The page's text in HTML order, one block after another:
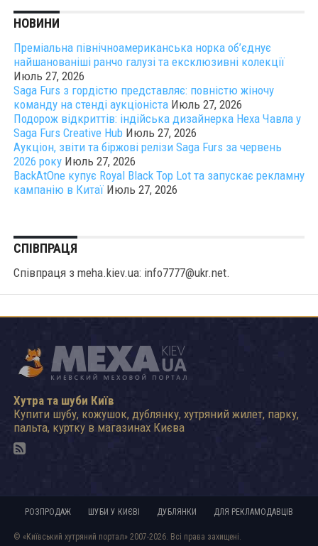
НОВИНИ
Преміальна північноамериканська норка об’єднує
найшанованіші ранчо галузі та ексклюзивні колекції
Июль 27, 2026
Saga Furs з гордістю представляє: повністю жіночу
команду на стенді аукціоніста Июль 27, 2026
Подорож відкриттів: індійська дизайнерка Неха Чавла у
Saga Furs Creative Hub Июль 27, 2026
Аукціон, звіти та біржові релізи Saga Furs за червень
2026 року Июль 27, 2026
BackAtOne купує Royal Black Top Lot та запускає рекламну
кампанію в Китаї Июль 27, 2026
СПІВПРАЦЯ
Співпраця з meha.kiev.ua: info7777@ukr.net.
Хутра та шуби Київ
Купити шубу, кожушок, дублянку, хутряний жилет, парку,
пальта, куртку в магазинах Києва
РОЗПРОДАЖ ШУБИ У КИЄВІ ДУБЛЯНКИ ДЛЯ РЕКЛАМОДАВЦІВ
© «Київський хутряний портал» 2007-2026. Всі права захищені.